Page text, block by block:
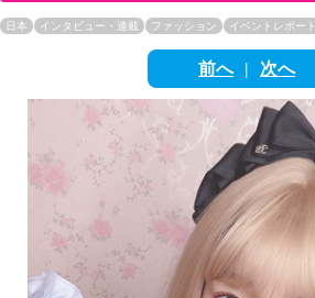
繁體中文
English
ภาษาไทย
tiéng Viêt
Bahasa Indonesia
日本 インタビュー・連載 ファッション イベントレポート
前へ| 次へ